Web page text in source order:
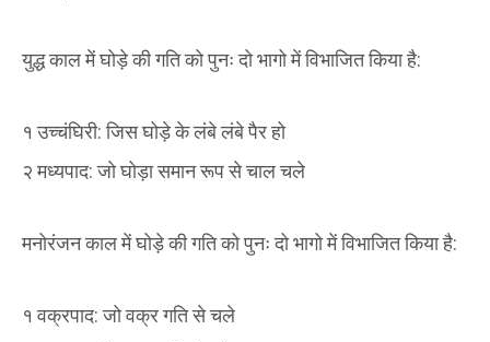
युद्ध काल में घोड़े की गति को पुनः दो भागो में विभाजित किया है:
१ उच्चंघिरी: जिस घोड़े के लंबे लंबे पैर हो
२ मध्यपाद: जो घोड़ा समान रूप से चाल चले
मनोरंजन काल में घोड़े की गति को पुनः दो भागो में विभाजित किया है:
१ वक्रपाद: जो वक्र गति से चले